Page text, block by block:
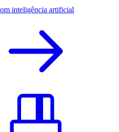
inteligência artificial